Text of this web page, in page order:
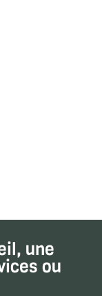
une
ou